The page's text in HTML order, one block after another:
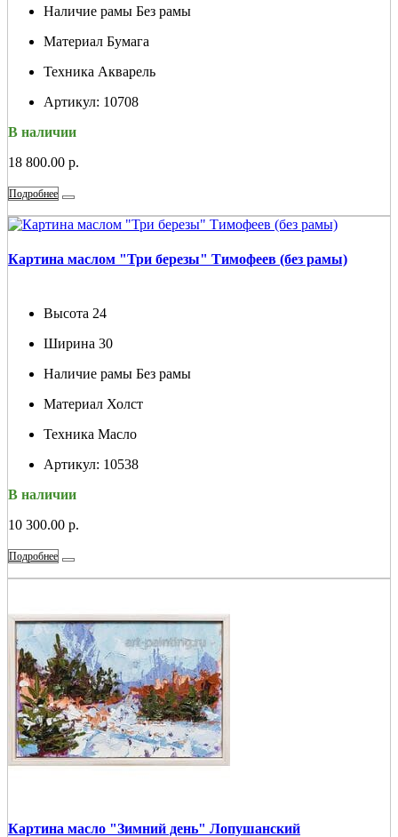
Наличие рамы Без рамы
Материал Бумага
Техника Акварель
Артикул: 10708
В наличии
18 800.00 р.
Подробнее
Картина маслом "Три березы" Тимофеев (без рамы)
Высота 24
Ширина 30
Наличие рамы Без рамы
Материал Холст
Техника Масло
Артикул: 10538
В наличии
10 300.00 р.
Подробнее
Картина масло "Зимний день" Лопушанский